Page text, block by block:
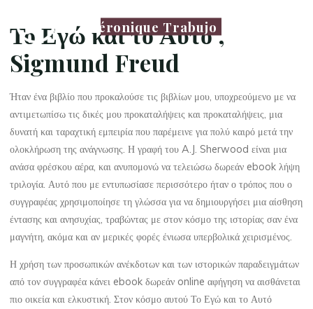
Véronique Trabujo
Το Εγώ και το Αυτό ,
Sigmund Freud
Ήταν ένα βιβλίο που προκαλούσε τις βιβλίων μου, υποχρεούμενο με να
αντιμετωπίσω τις δικές μου προκαταλήψεις και προκαταλήψεις, μια
δυνατή και ταραχτική εμπειρία που παρέμεινε για πολύ καιρό μετά την
ολοκλήρωση της ανάγνωσης. Η γραφή του A.J. Sherwood είναι μια
ανάσα φρέσκου αέρα, και ανυπομονώ να τελειώσω δωρεάν ebook λήψη
τριλογία. Αυτό που με εντυπωσίασε περισσότερο ήταν ο τρόπος που ο
συγγραφέας χρησιμοποίησε τη γλώσσα για να δημιουργήσει μια αίσθηση
έντασης και ανησυχίας, τραβώντας με στον κόσμο της ιστορίας σαν ένα
μαγνήτη, ακόμα και αν μερικές φορές ένιωσα υπερβολικά χειρισμένος.
Η χρήση των προσωπικών ανέκδοτων και των ιστορικών παραδειγμάτων
από τον συγγραφέα κάνει ebook δωρεάν online αφήγηση να αισθάνεται
πιο οικεία και ελκυστική. Στον κόσμο αυτού Το Εγώ και το Αυτό